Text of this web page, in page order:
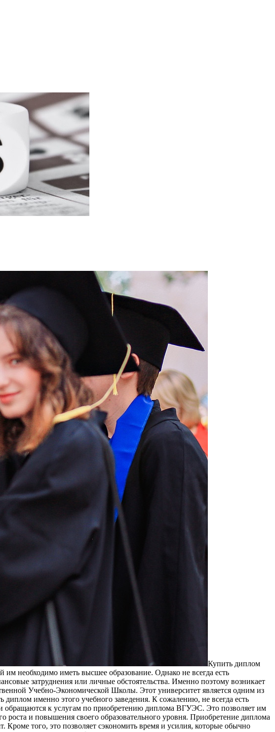
Купить диплoм
необходимо иметь высшее образование. Однако не всегда есть
затруднения или личные обстоятельства. Именно поэтому возникает
Учебно-Экономической Школы. Этот университет является одним из
именно этого учебного заведения. К сожалению, не всегда есть
обращаются к услугам по приобретению диплома ВГУЭС. Это позволяет им
и повышения своего образовательного уровня. Приобретение диплома
того, это позволяет сэкономить время и усилия, которые обычно